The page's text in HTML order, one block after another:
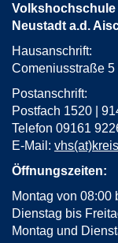
Volkshochschule
Neustadt a.d.
Hausanschrift:
Comeniusstraße 5
Postanschrift:
Postfach 1520 |
Telefon 09161
E-Mail:
Öffnungszeiten:
Montag von 08:00
Dienstag bis
Montag und